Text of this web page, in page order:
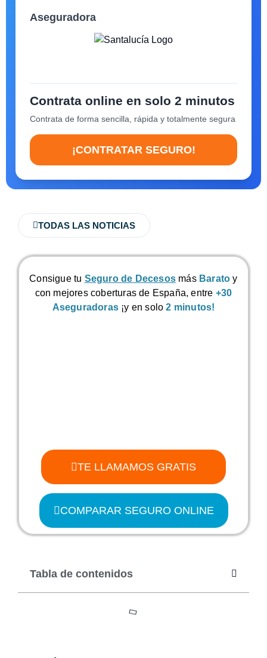
Aseguradora
Contrata online en solo 2 minutos
Contrata de forma sencilla, rápida y totalmente segura
¡CONTRATAR SEGURO!
TODAS LAS NOTICIAS
Consigue tu Seguro de Decesos más Barato y
con mejores coberturas de España, entre +30
Aseguradoras ¡y en solo2 minutos!
TE LLAMAMOS GRATIS
COMPARAR SEGURO ONLINE
Tabla de contenidos